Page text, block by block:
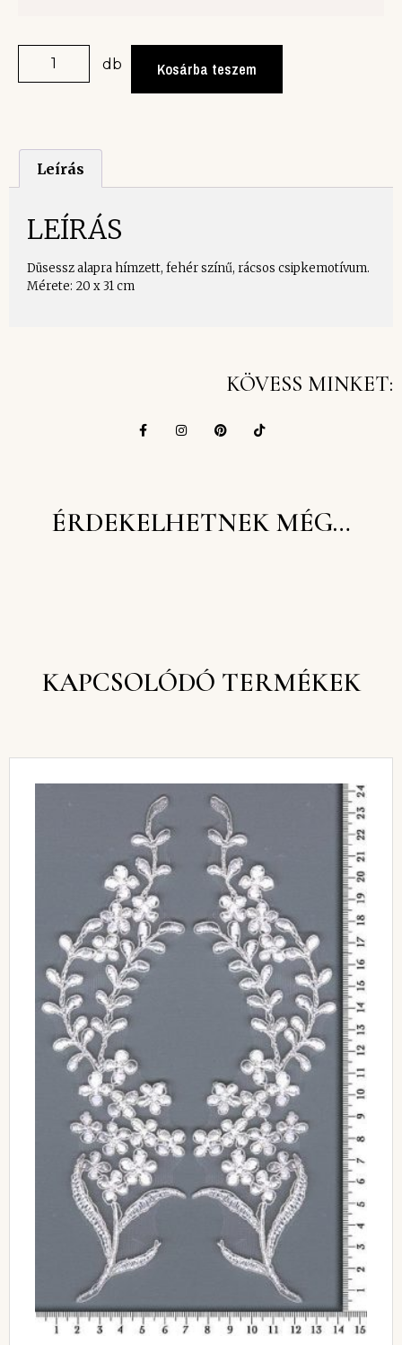
db Kosárba teszem
Leírás
LEÍRÁS
Düsessz alapra hímzett, fehér színű, rácsos csipkemotívum.
Mérete: 20 x 31 cm
KÖVESS MINKET:
ÉRDEKELHETNEK MÉG…
KAPCSOLÓDÓ TERMÉKEK